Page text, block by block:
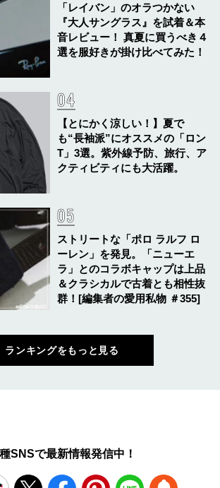
「レイバン」のオラつかない
『大人サングラス』を試着＆本
音レビュー！ 真夏に買うべき４
選を服好きが掛け比べてみた！
【とにかく涼しい！】夏で
も“長袖派”にオススメの「ロン
T」3選。紫外線予防、旅行、ア
クティビティにも大活躍。
ストリートな「ポロ ラルフ ロ
ーレン」を発見。「ニューエ
ラ」とのコラボキャップは上品
＆クラシカルで古着とも相性抜
群！[編集者の愛用私物 ＃355]
ランキングをもっと見る
SNSで最新情報発信中！